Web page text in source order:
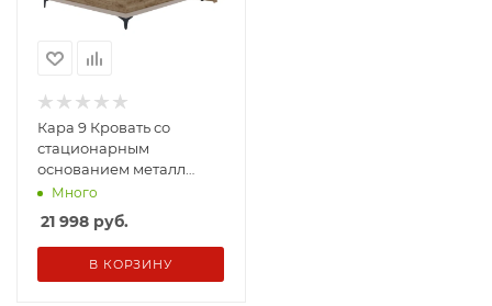
Кара 9 Кровать со
стационарным
основанием металл
1600*2000 Дуб Табачный
Craft/Велюр
Много
21 998 руб.
В КОРЗИНУ